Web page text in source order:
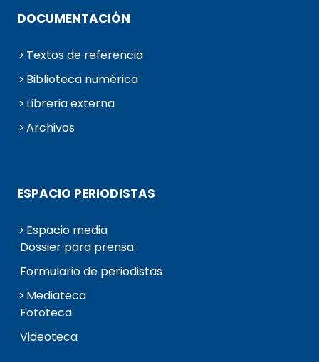
DOCUMENTACIÓN
Textos de referencia
Biblioteca numérica
Libreria externa
Archivos
ESPACIO PERIODISTAS
Espacio media
Dossier para prensa
Formulario de periodistas
Mediateca
Fototeca
Videoteca